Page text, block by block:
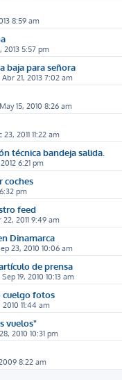
8:59 am
2013 5:57 pm
baja para señora
Abr 21, 2013 7:02 am
15, 2010 8:26 am
2011 11:22 am
técnica bandeja salida.
6:21 pm
coches
6:32 pm
feed
2011 9:49 am
Dinamarca
23, 2010 10:06 am
de prensa
19, 2010 10:13 am
fotos
11:44 am
vuelos"
2010 10:31 pm
8:22 am